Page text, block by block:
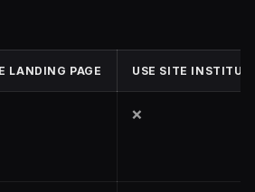
LANDING PAGE USE SITE
❌